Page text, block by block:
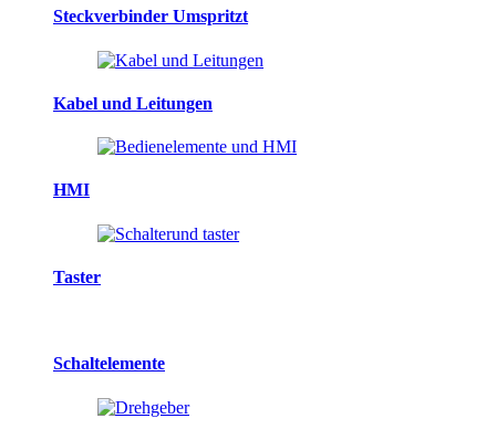
Steckverbinder Umspritzt
Kabel und Leitungen
HMI
Taster
Schaltelemente